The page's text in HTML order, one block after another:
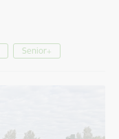
Senior+